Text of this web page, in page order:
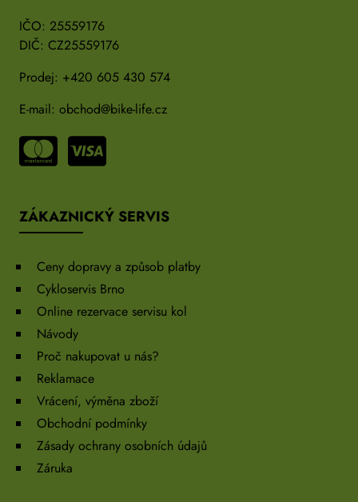
IČO: 25559176
DIČ: CZ25559176
Prodej: +420 605 430 574
E-mail: obchod@bike-life.cz
ZÁKAZNICKÝ SERVIS
Ceny dopravy a způsob platby
Cykloservis Brno
Online rezervace servisu kol
Návody
Proč nakupovat u nás?
Reklamace
Vrácení, výměna zboží
Obchodní podmínky
Zásady ochrany osobních údajů
Záruka